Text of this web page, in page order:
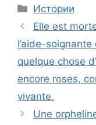
Categories
Истории
Elle est
l’aide-
quelque chose
encore roses,
vivante.
Une